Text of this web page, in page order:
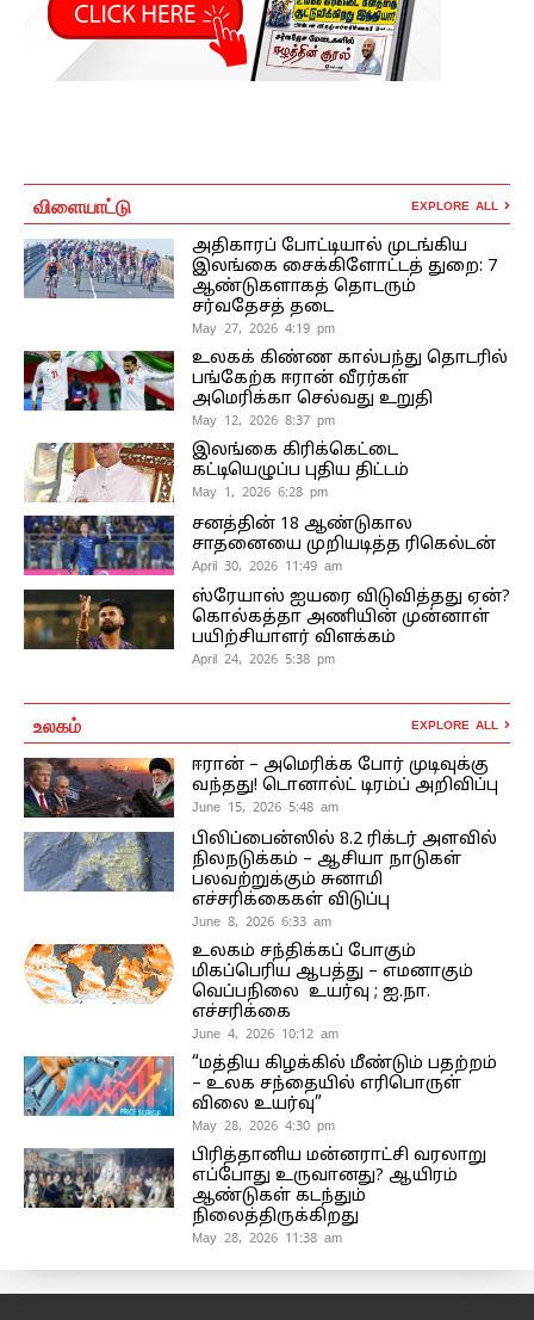
விளையாட்டு EXPLORE ALL
அதிகாரப் போட்டியால் முடங்கிய
இலங்கை சைக்கிளோட்டத் துறை: 7
ஆண்டுகளாகத் தொடரும்
சர்வதேசத் தடை
May 27, 2026 4:19 pm
உலகக் கிண்ண கால்பந்து தொடரில்
பங்கேற்க ஈரான் வீரர்கள்
அமெரிக்கா செல்வது உறுதி
May 12, 2026 8:37 pm
இலங்கை கிரிக்கெட்டை
கட்டியெழுப்ப புதிய திட்டம்
May 1, 2026 6:28 pm
சனத்தின் 18 ஆண்டுகால
சாதனையை முறியடித்த ரிகெல்டன்
April 30, 2026 11:49 am
ஸ்ரேயாஸ் ஐயரை விடுவித்தது ஏன்?
கொல்கத்தா அணியின் முன்னாள்
பயிற்சியாளர் விளக்கம்
April 24, 2026 5:38 pm
உலகம் EXPLORE ALL
ஈரான் – அமெரிக்க போர் முடிவுக்கு
வந்தது! டொனால்ட் டிரம்ப் அறிவிப்பு
June 15, 2026 5:48 am
பிலிப்பைன்ஸில் 8.2 ரிக்டர் அளவில்
நிலநடுக்கம் – ஆசியா நாடுகள்
பலவற்றுக்கும் சுனாமி
எச்சரிக்கைகள் விடுப்பு
June 8, 2026 6:33 am
உலகம் சந்திக்கப் போகும்
மிகப்பெரிய ஆபத்து – எமனாகும்
வெப்பநிலை உயர்வு ; ஐ.நா.
எச்சரிக்கை
June 4, 2026 10:12 am
“மத்திய கிழக்கில் மீண்டும் பதற்றம்
– உலக சந்தையில் எரிபொருள்
விலை உயர்வு”
May 28, 2026 4:30 pm
பிரித்தானிய மன்னராட்சி வரலாறு
எப்போது உருவானது? ஆயிரம்
ஆண்டுகள் கடந்தும்
நிலைத்திருக்கிறது
May 28, 2026 11:38 am